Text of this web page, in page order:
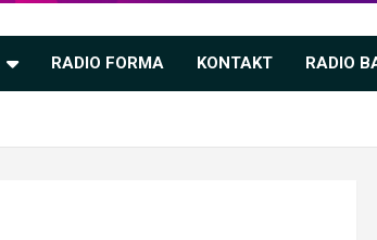
RADIO FORMA KONTAKT RADIO